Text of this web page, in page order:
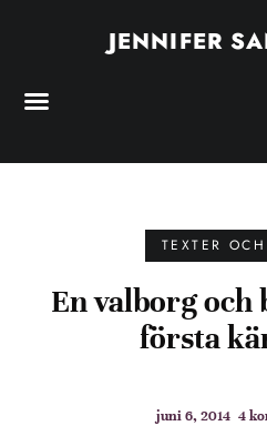
JENNIFER
TEXTER
En valborg och
första
juni 6, 2014 4